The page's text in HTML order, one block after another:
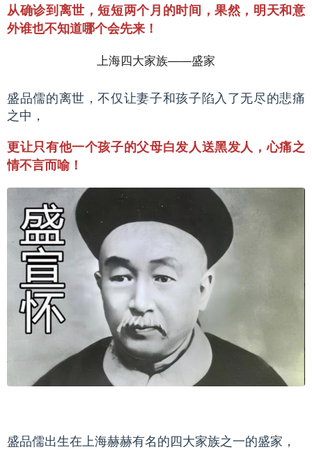
从确诊到离世，短短两个月的时间，果然，明天和意
外谁也不知道哪个会先来！
上海四大家族——盛家
盛品儒的离世，不仅让妻子和孩子陷入了无尽的悲痛
之中，
更让只有他一个孩子的父母白发人送黑发人，心痛之
情不言而喻！
盛品儒出生在上海赫赫有名的四大家族之一的盛家，